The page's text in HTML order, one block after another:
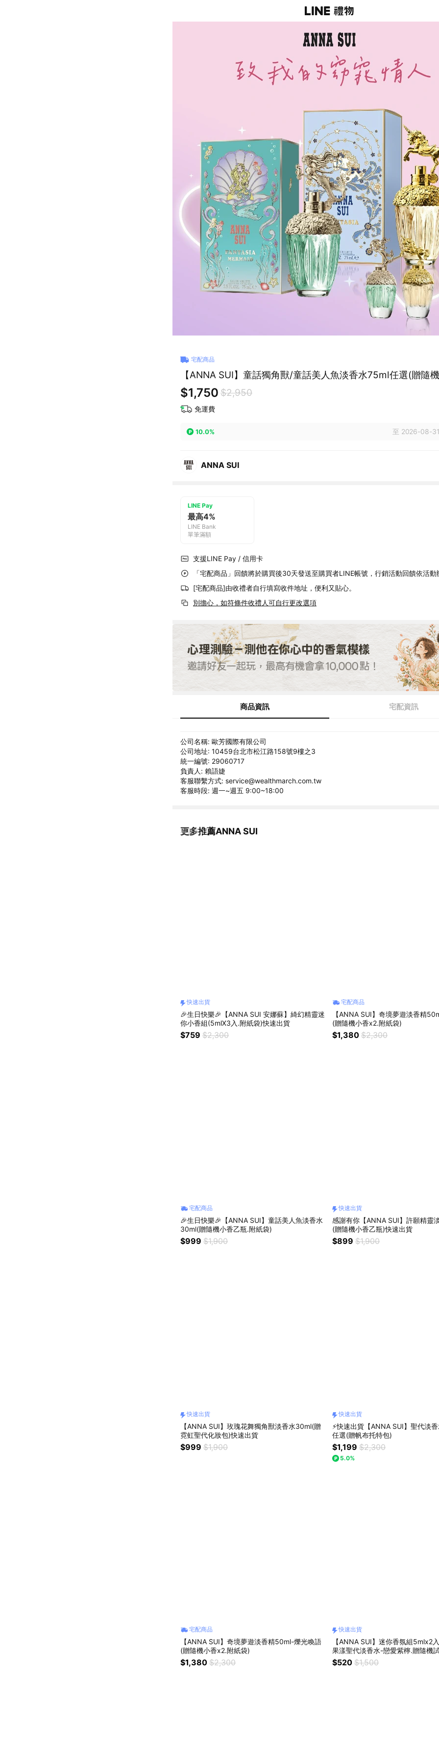
宅配商品
【ANNA SUI】童話獨角獸/童話美人魚淡香水75ml任選(贈隨
$1,750 $2,950
免運費
10.0% 至 2026-08-
ANNA SUI
LINE Pay
最高4%
LINE Bank
單筆滿額
支援LINE Pay / 信用卡
「宅配商品」回饋將於購買後30天發送至購買者LINE帳號，行銷活動回饋依活動
[宅配商品]由收禮者自行填寫收件地址，便利又貼心。
別擔心，如符條件收禮人可自行更改選項
商品資訊 宅配資訊
公司名稱: 歐芳國際有限公司
公司地址: 10459台北市松江路158號9樓之3
統一編號: 29060717
負責人: 賴語婕
客服聯繫方式: service@wealthmarch.com.tw
客服時段: 週一~週五 9:00~18:00
更多推薦ANNA SUI
看更多
快速出貨
🎉生日快樂🎉【ANNA SUI 安娜蘇】綺幻精靈迷
你小香組(5mlX3入.附紙袋)快速出貨
$759 $2,300
宅配商品
【ANNA SUI】奇境夢遊淡香精
(贈隨機小香x2.附紙袋)
$1,380 $2,300
宅配商品
🎉生日快樂🎉【ANNA SUI】童話美人魚淡香水
30ml(贈隨機小香乙瓶.附紙袋)
$999 $1,900
快速出貨
感謝有你【ANNA SUI】許願精靈
(贈隨機小香乙瓶)快速出貨
$899 $1,900
快速出貨
【ANNA SUI】玫瑰花舞獨角獸淡香水30ml(贈
霓虹聖代化妝包)快速出貨
$999 $1,900
快速出貨
⚡快速出貨【ANNA SUI】聖代淡
任選(贈帆布托特包)
$1,199 $2,300
5.0%
宅配商品
【ANNA SUI】奇境夢遊淡香精50ml-爍光喚語
(贈隨機小香x2.附紙袋)
$1,380 $2,300
快速出貨
【ANNA SUI】迷你香氛組5mlx2
果漾聖代淡香水-戀愛紫檸.贈隨機
出貨
$520 $1,500